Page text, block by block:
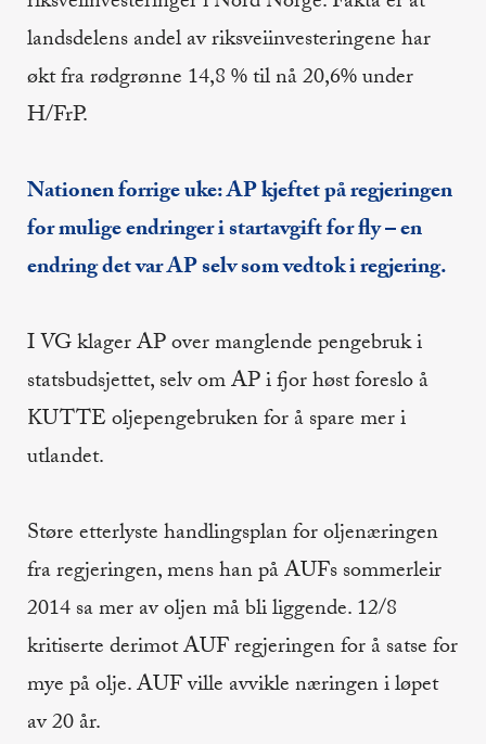
landsdelens andel av riksveiinvesteringene har
økt fra rødgrønne 14,8 % til nå 20,6% under
H/FrP.
Nationen forrige uke: AP kjeftet på regjeringen
for mulige endringer i startavgift for fly – en
endring det var AP selv som vedtok i regjering.
I VG klager AP over manglende pengebruk i
statsbudsjettet, selv om AP i fjor høst foreslo å
KUTTE oljepengebruken for å spare mer i
utlandet.
Støre etterlyste handlingsplan for oljenæringen
fra regjeringen, mens han på AUFs sommerleir
2014 sa mer av oljen må bli liggende. 12/8
kritiserte derimot AUF regjeringen for å satse for
mye på olje. AUF ville avvikle næringen i løpet
av 20 år.